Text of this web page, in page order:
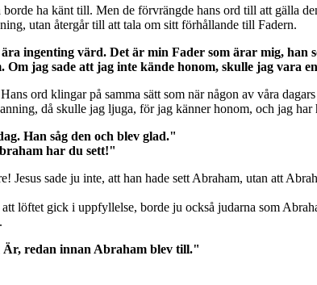
ha känt till. Men de förvrängde hans ord till att gälla
utan återgår till att tala om sitt förhållande till Fadern.
ingenting värd. Det är min Fader som ärar mig, han
jag sade att jag inte kände honom, skulle jag vara
ord klingar på samma sätt som när någon av våra
då skulle jag ljuga, för jag känner honom, och jag
Han såg den och blev glad."
har du sett!"
Jesus sade ju inte, att han hade sett Abraham, utan att
löftet gick i uppfyllelse, borde ju också judarna som
Är, redan innan Abraham blev till."